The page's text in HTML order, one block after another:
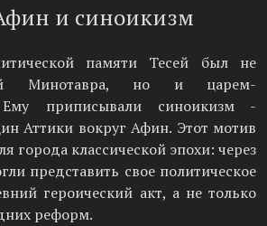
и синоикизм
памяти Тесей был не
Минотавра, но и царем-
Ему приписывали синоикизм -
Аттики вокруг Афин. Этот мотив
города классической эпохи: через
представить свое политическое
героический акт, а не только
реформ.